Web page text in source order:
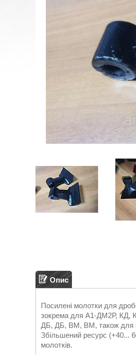
Опис
Посилені молотки для
зокрема для А1-ДМ2Р,
ДБ, ДБ, ВМ, ВМ, також для
Збільшений ресурс (+40...
молотків.